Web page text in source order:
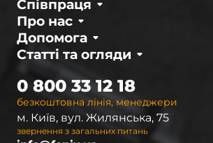
Про нас
Співпраця
Статті та огляди
Допомога
безкоштовна лінія, менеджери
0 800 33 12 18
м. Київ, вул. Жилянська, 75
звернення з загальних питань